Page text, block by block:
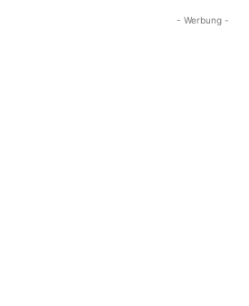
- Werbung -